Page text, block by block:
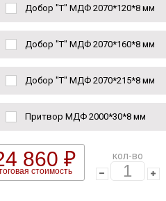
Добор "Т" МДФ 2070*120*8 мм
Добор "Т" МДФ 2070*160*8 мм
Добор "Т" МДФ 2070*215*8 мм
Притвор МДФ 2000*30*8 мм
860 ₽
стоимость
кол-во